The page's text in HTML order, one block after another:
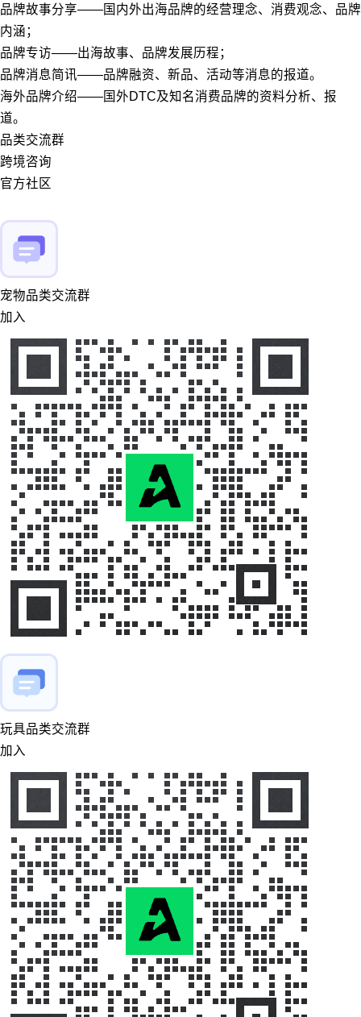
品牌故事分享——国内外出海品牌的经营理念、消费观念、品牌
内涵；
品牌专访——出海故事、品牌发展历程；
品牌消息简讯——品牌融资、新品、活动等消息的报道。
海外品牌介绍——国外DTC及知名消费品牌的资料分析、报
道。
品类交流群
跨境咨询
官方社区
宠物品类交流群
加入
玩具品类交流群
加入